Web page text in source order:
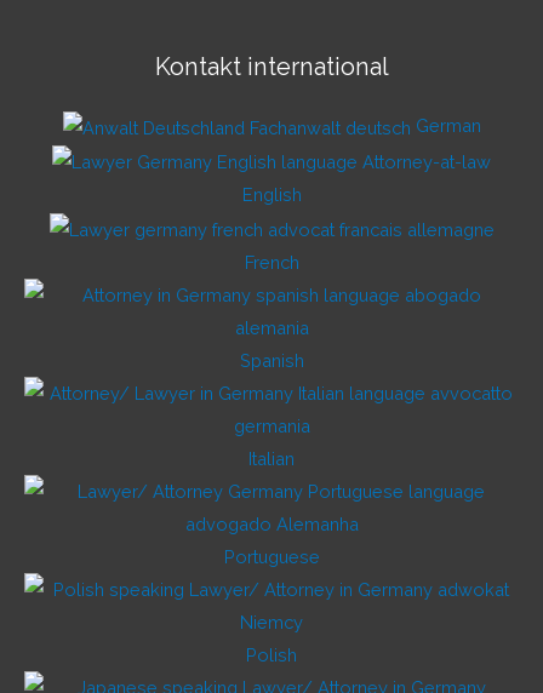
Kontakt international
German
English
French
Spanish
Italian
Portuguese
Polish